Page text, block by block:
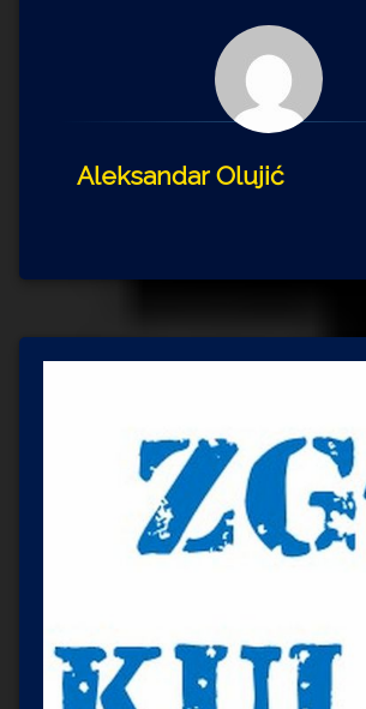
Aleksandar Olujić